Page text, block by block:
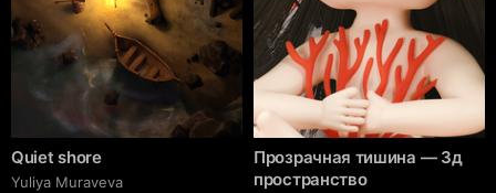
Quiet shore
Yuliya Muraveva
Прозрачная тишина — 3д
пространство